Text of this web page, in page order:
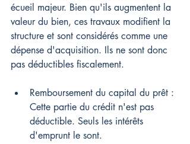
écueil majeur. Bien qu'ils augmentent la
valeur du bien, ces travaux modifient la
structure et sont considérés comme une
dépense d'acquisition. Ils ne sont donc
pas déductibles fiscalement.
Remboursement du capital du prêt :
Cette partie du crédit n'est pas
déductible. Seuls les intérêts
d'emprunt le sont.